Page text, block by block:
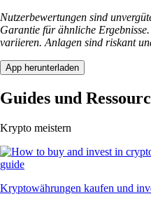
Nutzerbewertungen sind
Garantie für ähnliche
variieren. Anlagen sind riskant
App herunterladen
Guides und
Krypto meistern
Kryptowährungen kaufen und